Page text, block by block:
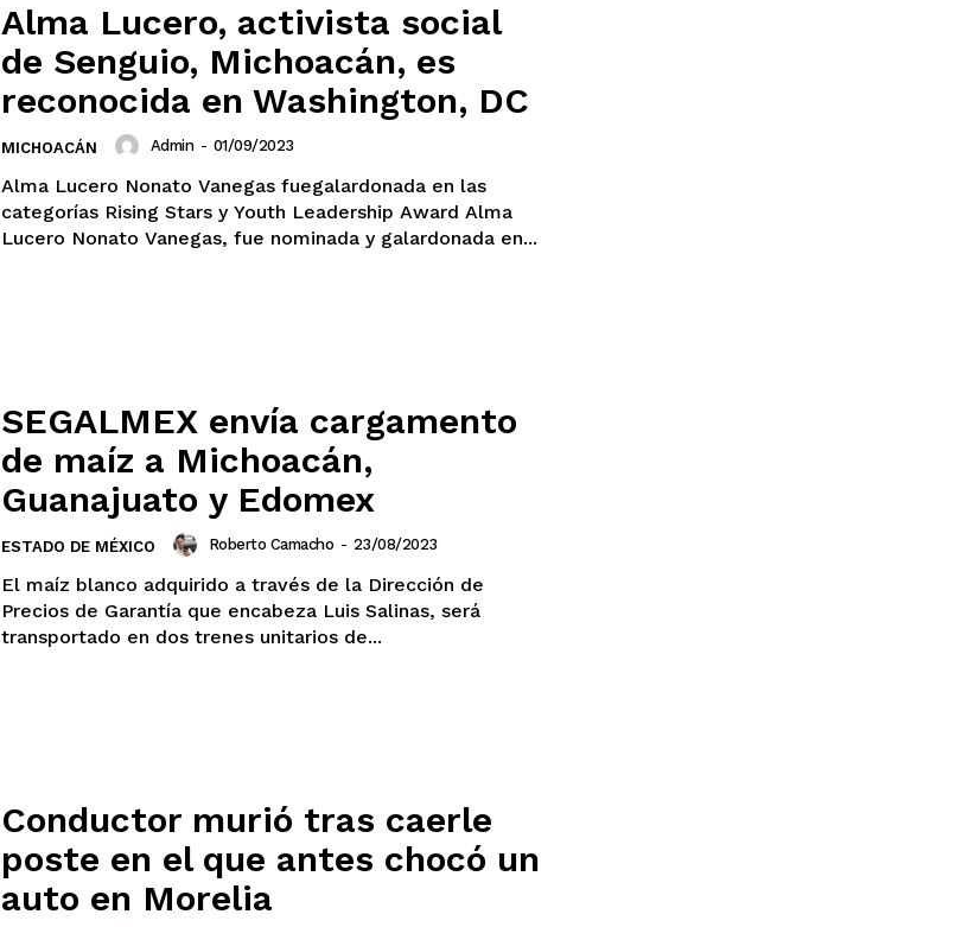
Estados
Aguascalientes
Baja California
Tamaulipas
Sinaloa
San Luis Potosí
Quintana Roo
Querétaro
Puebla Oaxaca
Nayarit Morelos
Alma Lucero, activista social
de Senguio, Michoacán, es
reconocida en Washington, DC
MICHOACÁN Admin - 01/09/2023
Alma Lucero Nonato Vanegas fuegalardonada en las
categorías Rising Stars y Youth Leadership Award Alma
Lucero Nonato Vanegas, fue nominada y galardonada en...
SEGALMEX envía cargamento
de maíz a Michoacán,
Guanajuato y Edomex
ESTADO DE MÉXICO Roberto Camacho - 23/08/2023
El maíz blanco adquirido a través de la Dirección de
Precios de Garantía que encabeza Luis Salinas, será
transportado en dos trenes unitarios de...
Conductor murió tras caerle
poste en el que antes chocó un
auto en Morelia